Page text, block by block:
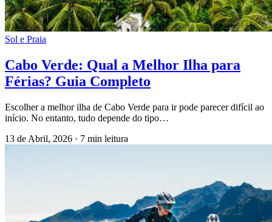
Sol e Praia
Cabo Verde: Qual a Melhor Ilha para
Férias? Guia Completo
Escolher a melhor ilha de Cabo Verde para ir pode parecer difícil ao
início. No entanto, tudo depende do tipo…
13 de Abril, 2026 · 7 min leitura